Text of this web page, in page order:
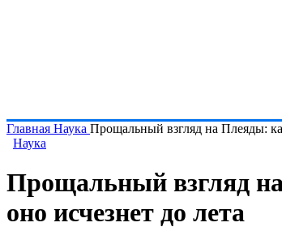
Главная Наука Прощальный взгляд на Плеяды:
Наука
Прощальный взгляд на
оно исчезнет до лета